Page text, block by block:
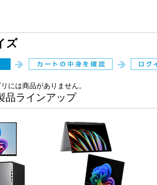
ズ
には商品がありません。
品ラインアップ